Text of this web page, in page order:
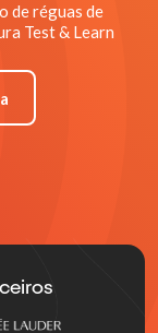
de réguas de
Test & Learn